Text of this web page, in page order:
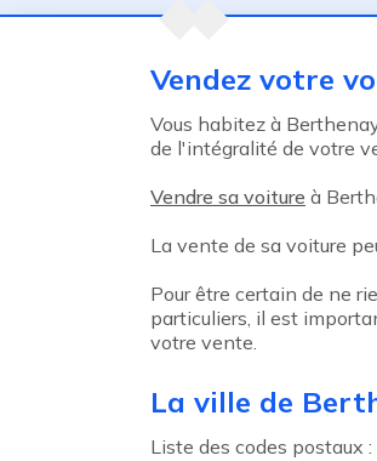
Agent précédentVendez votre
Vous habitez à
de l'intégralité de votre
Vendre sa voiture à
La vente de sa voiture
Pour être certain de ne
particuliers, il est
votre vente.
La ville de
Liste des codes postaux